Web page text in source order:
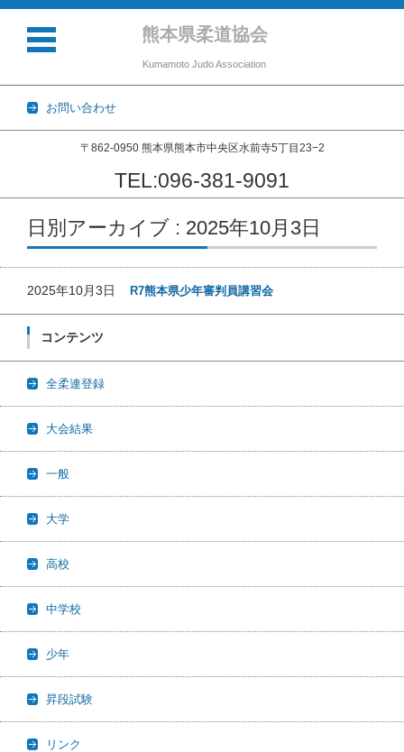
熊本県柔道協会
Kumamoto Judo Association
お問い合わせ
〒862-0950 熊本県熊本市中央区水前寺5丁目23−2
TEL:096-381-9091
コンテンツに移動
日別アーカイブ : 2025年10月3日
2025年10月3日 R7熊本県少年審判員講習会
コンテンツ
全柔連登録
大会結果
一般
大学
高校
中学校
少年
昇段試験
リンク